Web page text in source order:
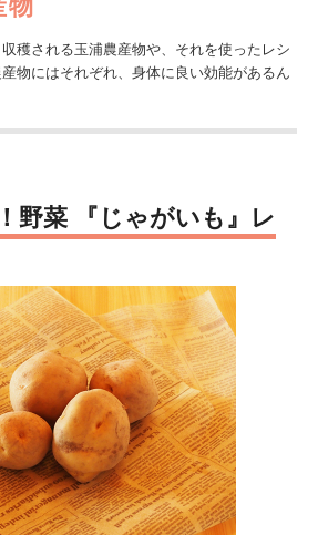
穫される玉浦農産物や、それを使ったレシ
物にはそれぞれ、身体に良い効能があるん
野菜 『じゃがいも』レ